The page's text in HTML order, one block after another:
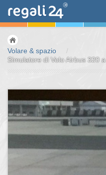
Volare & spazio
/
Simulatore di Volo Airbus 320